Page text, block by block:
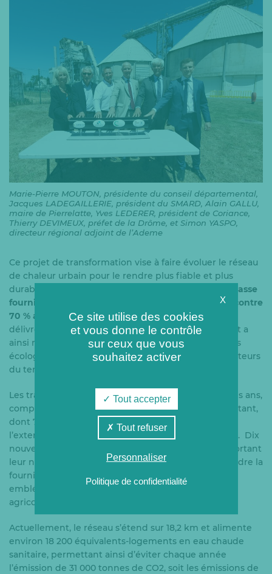
Marie-Pierre MOUTON, présidente du conseil départemental,
Jacques LADEGAILLERIE, président du SMARD, Alain GALLU,
maire de Pierrelatte, Yves LEDERER, président de Coriance,
Thierry DEVIMEUX, préfet de la Drôme, et Simon YASPO,
directeur régional adjoint de l’Ademe
Ce projet de transformation vise à faire évoluer le réseau
de chaleur urbain pour le rendre plus fiable et plus
durable.
À terme, la centrale de cogénération biomasse
fournira une chaleur renouvelable à plus de 86 %, contre
70 % aujourd’hui , produira 80 GWh d’électricité et
délivrera 137 GWh de chaleur par an. Cet événement a
ainsi marqué une étape clé, soulignant les ambitions
écologiques et durables du projet portées par les acteurs
du territoire.
Les travaux, débutés en 2024 pour une durée de trois ans,
comprennent la rénovation de 14 km de réseau existant,
dont 7 km déjà installés et mis en service, ainsi que
l’extension de 845 mètres, portant le réseau à 19 km. Dix
nouvelles sous-stations seront également créées, portant
leur nombre à 44. Cela permettra également d’étendre la
fourniture de chaleur à de nouveaux bâtiments
emblématiques de Pierrelatte, tels que les serres
agricoles et la Cité scolaire Gustave Jaume.
Actuellement, le réseau s’étend sur 18,2 km et alimente
environ 18 200 équivalents-logements en eau chaude
sanitaire, permettant ainsi d’éviter chaque année
l’émission de 31 000 tonnes de CO2, soit les émissions de
X
Ce site utilise des cookies
et vous donne le contrôle
sur ceux que vous
souhaitez activer
Tout accepter
Tout refuser
Personnaliser
Politique de confidentialité